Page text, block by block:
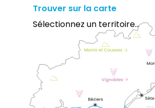
Trouver sur la carte
Sélectionnez un territoire...